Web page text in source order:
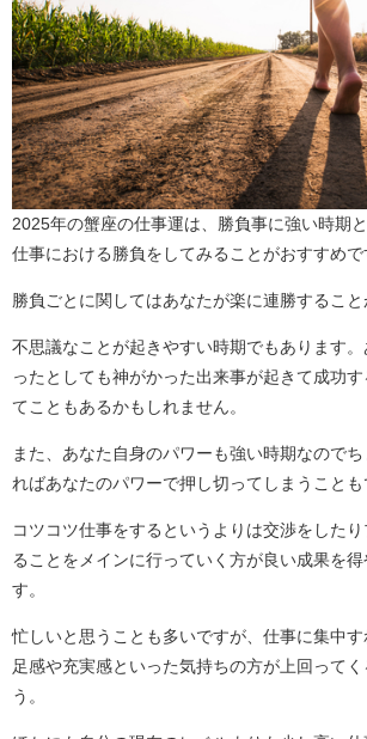
2025年の蟹座の仕事運は、勝負事に強い時期
仕事における勝負をしてみることがおすすめで
勝負ごとに関してはあなたが楽に連勝すること
不思議なことが起きやすい時期でもあります
ったとしても神がかった出来事が起きて成功
てこともあるかもしれません。
また、あなた自身のパワーも強い時期なので
ればあなたのパワーで押し切ってしまうことも
コツコツ仕事をするというよりは交渉をした
ることをメインに行っていく方が良い成果を
す。
忙しいと思うことも多いですが、仕事に集中
足感や充実感といった気持ちの方が上回って
う。